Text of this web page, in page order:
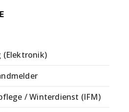
(Elektronik)
/ Winterdienst (IFM)